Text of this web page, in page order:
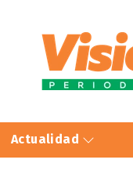
Actualidad